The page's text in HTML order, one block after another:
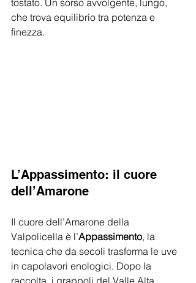
tostato. Un sorso avvolgente, lungo,
che trova equilibrio tra potenza e
finezza.
L’Appassimento: il cuore
dell’Amarone
Il cuore dell’Amarone della
Valpolicella è l’Appassimento, la
tecnica che da secoli trasforma le uve
in capolavori enologici. Dopo la